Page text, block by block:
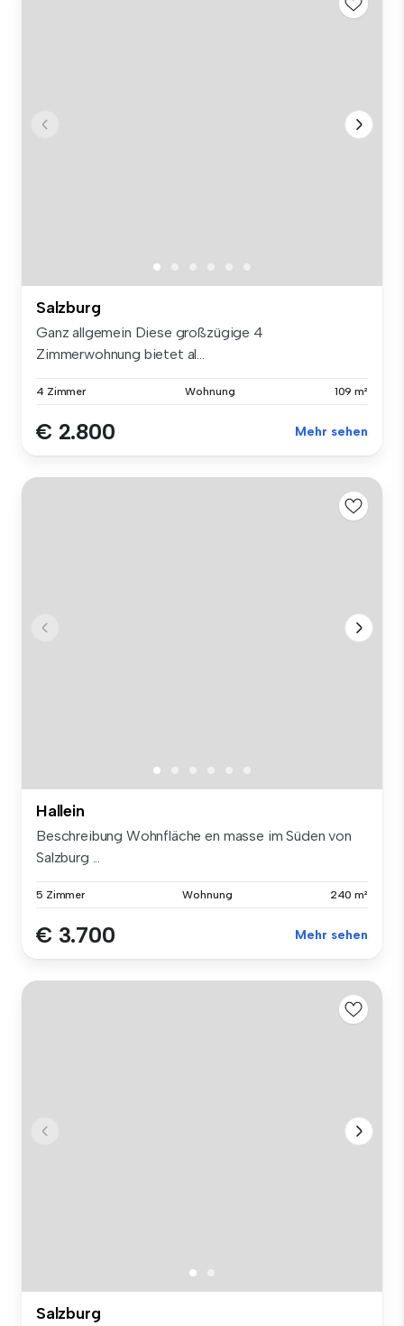
Salzburg
Ganz allgemein Diese großzügige 4
Zimmerwohnung bietet al...
4 Zimmer Wohnung 109 m²
€ 2.800 Mehr sehen
Hallein
Beschreibung Wohnfläche en masse im Süden von
Salzburg ...
5 Zimmer Wohnung 240 m²
€ 3.700 Mehr sehen
Salzburg